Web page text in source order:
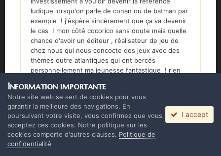
ludique lorsqu'on parle de conan ou de batman par
exemple ! j'éspère sincèrement que ça va devenir
le cas ! mon côté cocorico sans doute mais quelle
chance d'avoir un éditeur , réalisateur de jeu de
chez nous qui nous concocte des jeux avec des
thèmes outre atlantiques qui ont bercés
personnellement ma jeunesse fantastique ! rien
détracteurs de monolith ! voila ça c'est dit na !
2
Information importante
Notre site web se sert de cookies pour vous
garantir la meilleure des navigations. En
poursuivant votre visite, vous confirmez que vous
acceptez ces cookies. Notre politique sur les
cookies comporte d'autres clauses. Politique de
confidentialité
I accept